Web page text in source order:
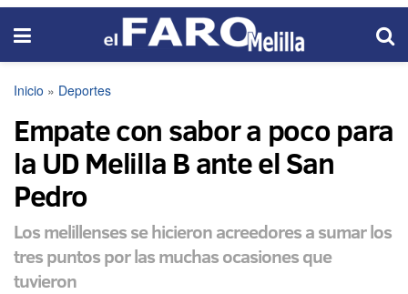
Inicio » Deportes
Empate con sabor a poco para
la UD Melilla B ante el San
Pedro
Los melillenses se hicieron acreedores a sumar los
tres puntos por las muchas ocasiones que
tuvieron